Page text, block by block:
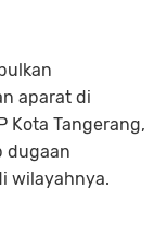
aparat di
Kota Tangerang,
dugaan
wilayahnya.